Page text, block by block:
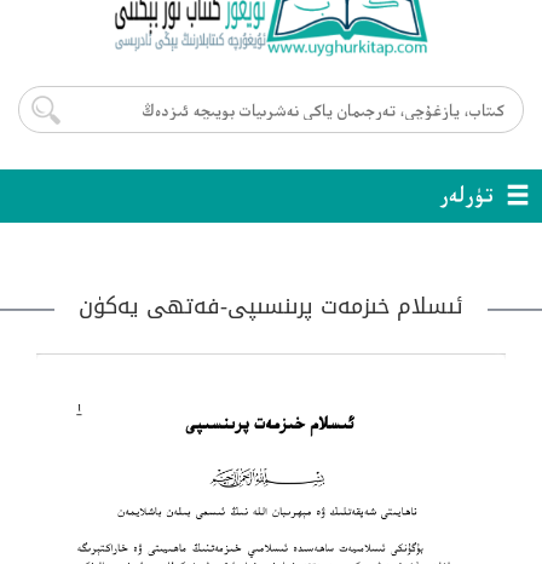
تۈرلەر
ئىسلام خىزمەت پرىنسىپى-فەتھى يەكۈن